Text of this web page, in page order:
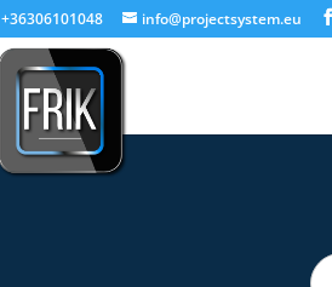
+36306101048 info@projectsystem.eu